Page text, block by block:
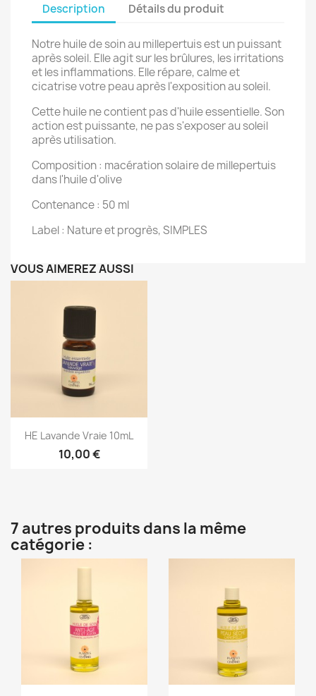
Description Détails du produit
Notre huile de soin au millepertuis est un puissant
après soleil. Elle agit sur les brûlures, les irritations
et les inflammations. Elle répare, calme et
cicatrise votre peau après l'exposition au soleil.
Cette huile ne contient pas d'huile essentielle. Son
action est puissante, ne pas s'exposer au soleil
après utilisation.
Composition : macération solaire de millepertuis
dans l'huile d'olive
Contenance : 50 ml
Label : Nature et progrès, SIMPLES
VOUS AIMEREZ AUSSI
Aperçu rapide
HE Lavande Vraie 10mL
10,00 €
7 autres produits dans la même
catégorie :